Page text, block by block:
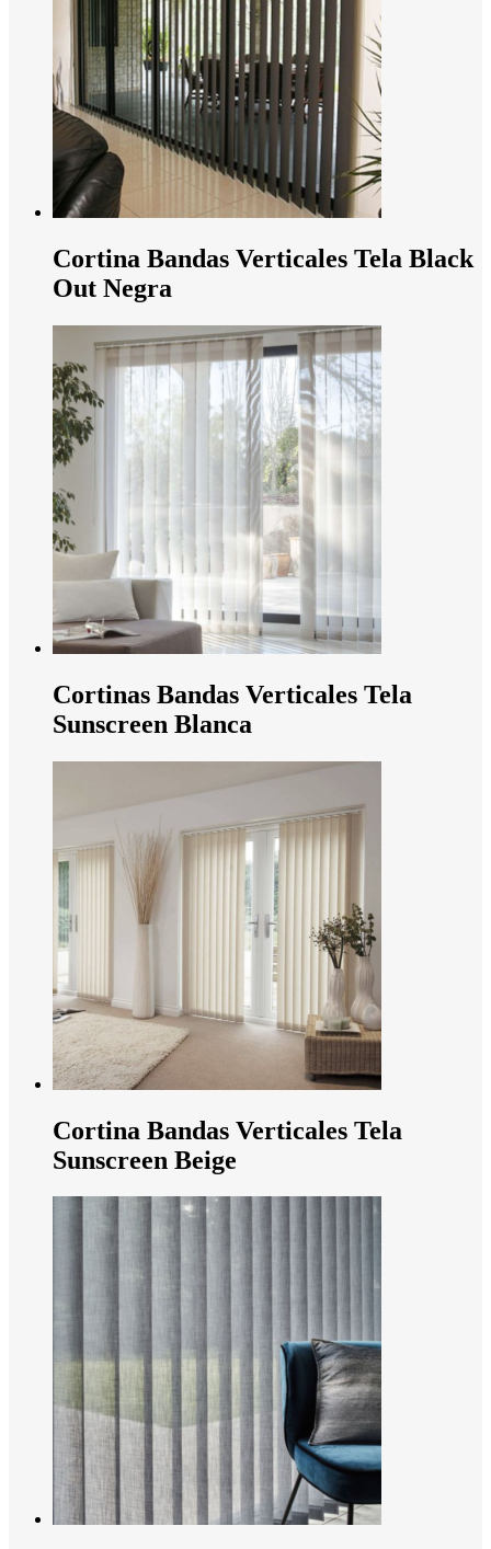
Cortina Bandas Verticales Tela Black
Out Negra
Cortinas Bandas Verticales Tela
Sunscreen Blanca
Cortina Bandas Verticales Tela
Sunscreen Beige